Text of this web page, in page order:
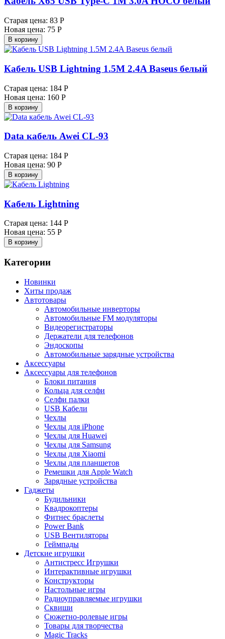
Старая цена: 83 Р
Новая цена: 75 Р
В корзину
Кабель USB Lightning 1.5M 2.4A Baseus белый
Старая цена: 184 Р
Новая цена: 160 Р
В корзину
Data кабель Awei CL-93
Старая цена: 184 Р
Новая цена: 90 Р
В корзину
Кабель Lightning
Старая цена: 144 Р
Новая цена: 55 Р
В корзину
Категории
Новинки
Хиты продаж
Автотовары
Автомобильные инверторы
Автомобильные FM модуляторы
Видеорегистраторы
Держатели для телефонов
Эндоскопы
Автомобильные зарядные устройства
Аксессуары
Аксессуары для телефонов
Блоки питания
Кольца для селфи
Селфи палки
USB Кабели
Чехлы
Чехлы для iPhone
Чехлы для Huawei
Чехлы для Samsung
Чехлы для Xiaomi
Чехлы для планшетов
Ремешки для Apple Watch
Зарядные устройства
Гаджеты
Будильники
Квадрокоптеры
Фитнес браслеты
Power Bank
USB Вентиляторы
Геймпады
Детские игрушки
Антистресс Игрушки
Интерактивные игрушки
Конструкторы
Настольные игры
Радиоуправляемые игрушки
Сквиши
Сюжетно-ролевые игры
Товары для творчества
Magic Tracks